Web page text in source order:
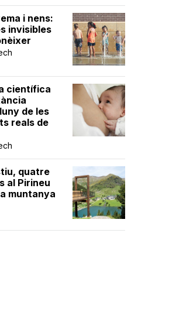
i nens:
invisibles
científica
de les
reals de
quatre
al Pirineu
muntanya